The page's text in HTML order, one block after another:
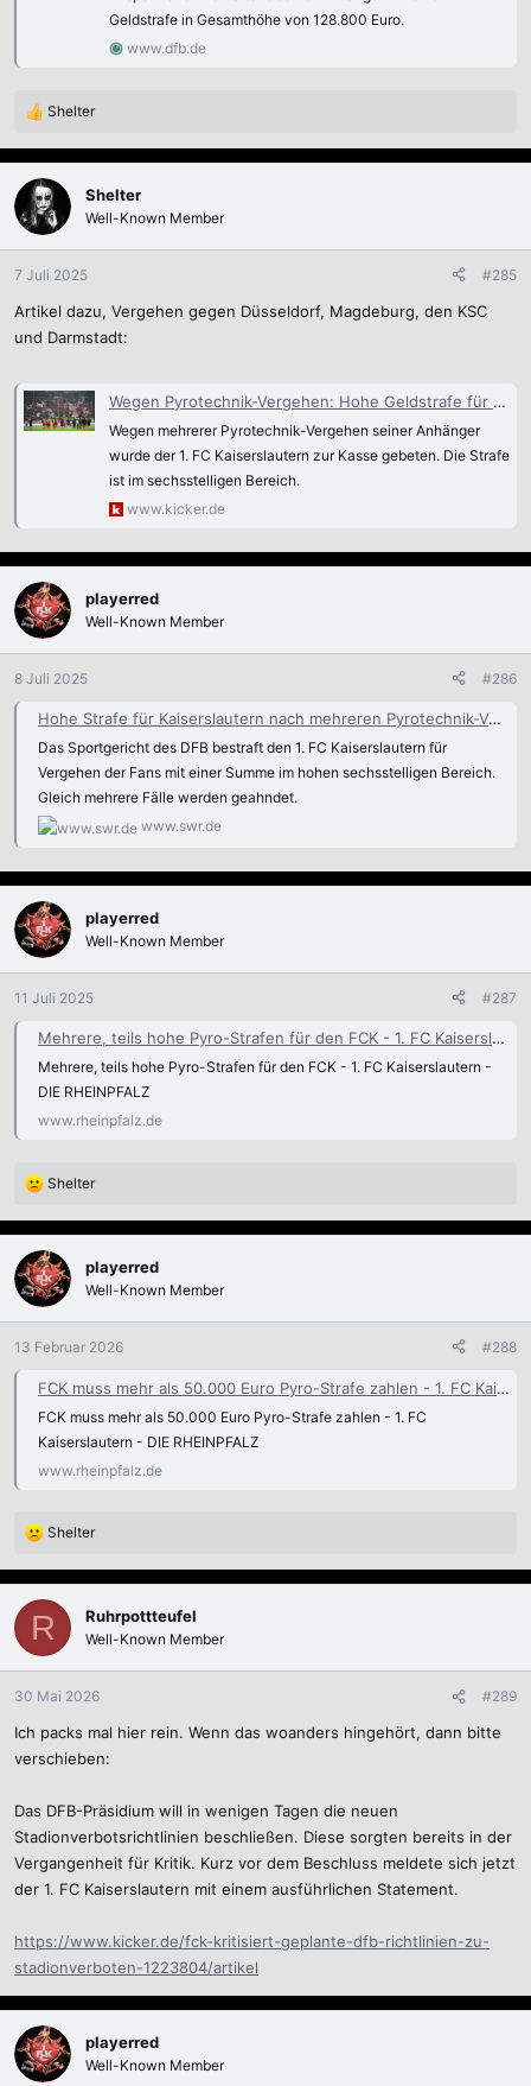
Geldstrafe in Gesamthöhe von 128.800 Euro.
www.dfb.de
R
a
k
i
o
n
n
:
Shelter
Shelter
Well-Known Member
7 Juli 2025 #285
Artikel dazu, Vergehen gegen Düsseldorf, Magdeburg, den KSC
und Darmstadt:
Wegen Pyrotechnik-Vergehen: Hohe Geldstrafe für den FCK
Wegen mehrerer Pyrotechnik-Vergehen seiner Anhänger
wurde der 1. FC Kaiserslautern zur Kasse gebeten. Die Strafe
ist im sechsstelligen Bereich.
www.kicker.de
playerred
Well-Known Member
8 Juli 2025 #286
Hohe Strafe für Kaiserslautern nach mehreren Pyrotechnik-Vergehen
Das Sportgericht des DFB bestraft den 1. FC Kaiserslautern für
Vergehen der Fans mit einer Summe im hohen sechsstelligen Bereich.
Gleich mehrere Fälle werden geahndet.
www.swr.de
playerred
Well-Known Member
11 Juli 2025 #287
Mehrere, teils hohe Pyro-Strafen für den FCK - 1. FC Kaiserslautern
Mehrere, teils hohe Pyro-Strafen für den FCK - 1. FC Kaiserslautern -
DIE RHEINPFALZ
www.rheinpfalz.de
R
a
k
t
i
o
n
Shelter
playerred
Well-Known Member
13 Februar 2026 #288
FCK muss mehr als 50.000 Euro Pyro-Strafe zahlen - 1. FC Kaiserslautern
FCK muss mehr als 50.000 Euro Pyro-Strafe zahlen - 1. FC
Kaiserslautern - DIE RHEINPFALZ
www.rheinpfalz.de
R
a
k
i
o
n
n
:
Shelter
R Ruhrpottteufel
Well-Known Member
30 Mai 2026 #289
Ich packs mal hier rein. Wenn das woanders hingehört, dann bitte
verschieben:
Das DFB-Präsidium will in wenigen Tagen die neuen
Stadionverbotsrichtlinien beschließen. Diese sorgten bereits in der
Vergangenheit für Kritik. Kurz vor dem Beschluss meldete sich jetzt
der 1. FC Kaiserslautern mit einem ausführlichen Statement.
https://www.kicker.de/fck-kritisiert-geplante-dfb-richtlinien-zu-
stadionverboten-1223804/artikel
playerred
Well-Known Member